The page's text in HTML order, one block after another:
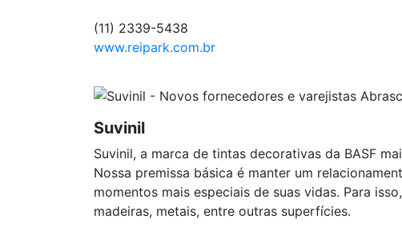
(11) 2339-5438
www.reipark.com.br
Suvinil
Suvinil, a marca de tintas decorativas da BASF
Nossa premissa básica é manter um
momentos mais especiais de suas vidas. Para
madeiras, metais, entre outras superfícies.